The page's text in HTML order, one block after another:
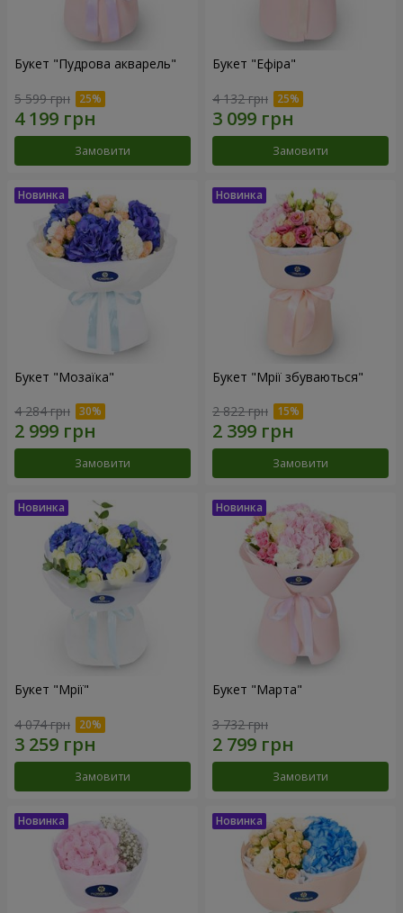
Букет "Пудрова акварель"
5 599 грн
Замовити
Букет "Ефіра"
4 132 грн
Замовити
Букет "Мозаїка"
4 284 грн
Замовити
Букет "Мрії збуваються"
2 822 грн
Замовити
Букет "Мрії"
4 074 грн
Замовити
Букет "Марта"
3 732 грн
Замовити